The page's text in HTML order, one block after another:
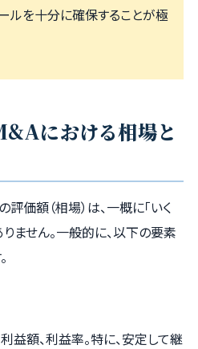
ルを十分に確保することが極
における相場と
価額（相場）は、一概に「いく
ません。一般的に、以下の要素
益額、利益率。特に、安定して継